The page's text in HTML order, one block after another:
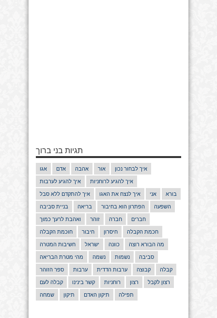
תגיות בני ברוך
אגו אדם אהבה אור איך לבחור נכון
איך להגיע לערבות איך להגיע לרוחניות
איך להתקדם ללא סבל איך לנצח את האגו אני בורא
בניית סביבה בריאה הפתרון הוא בחיבור השפעה
ואהבת לרעך כמוך זוהר חברה חברים
חוכמת הקבלה חיבור חיסרון חכמת הקבלה
חשיבות המטרה ישראל כוונה מה הבורא רוצה
מהי מטרת הבריאה נשמה נשמות סביבה
ספר הזוהר ערבות ערבות הדדית קבוצה קבלה
קבלה לעם קשר בינינו רוחניות רצון רצון לקבל
שמחה תיקון תיקון האדם תפילה